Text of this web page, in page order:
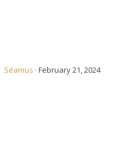
Séamus ·February 21, 2024